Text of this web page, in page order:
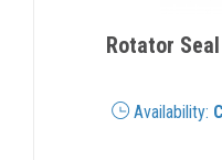
Rotator
Availability: